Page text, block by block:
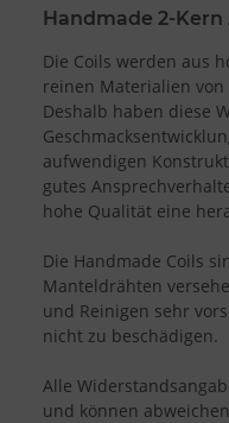
Handmade 2-Kern
Die Coils werden aus
reinen Materialien von
Deshalb haben diese
aufwendigen
gutes
hohe Qualität eine
Die Handmade Coils
Manteldrähten
und Reinigen sehr
nicht zu beschädigen.
Alle
und können